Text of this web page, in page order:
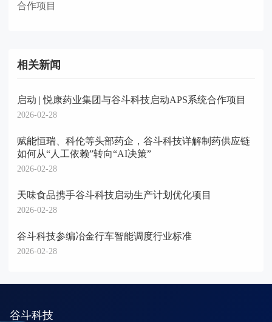
合作项目
相关新闻
启动 | 悦康药业集团与谷斗科技启动APS系统合作项目
2026-02-28
赋能恒瑞、科伦等头部药企，谷斗科技详解制药供应链
如何从“人工依赖”转向“AI决策”
2026-02-28
天味食品携手谷斗科技启动生产计划优化项目
2026-02-28
谷斗科技参编冶金行车智能调度行业标准
2026-02-28
谷斗科技